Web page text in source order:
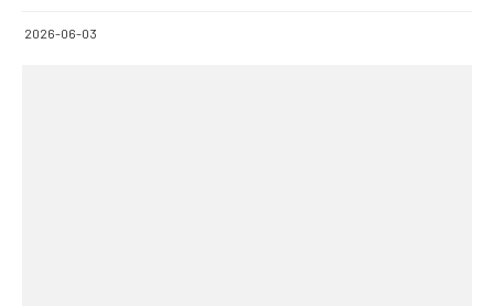
2026-06-03